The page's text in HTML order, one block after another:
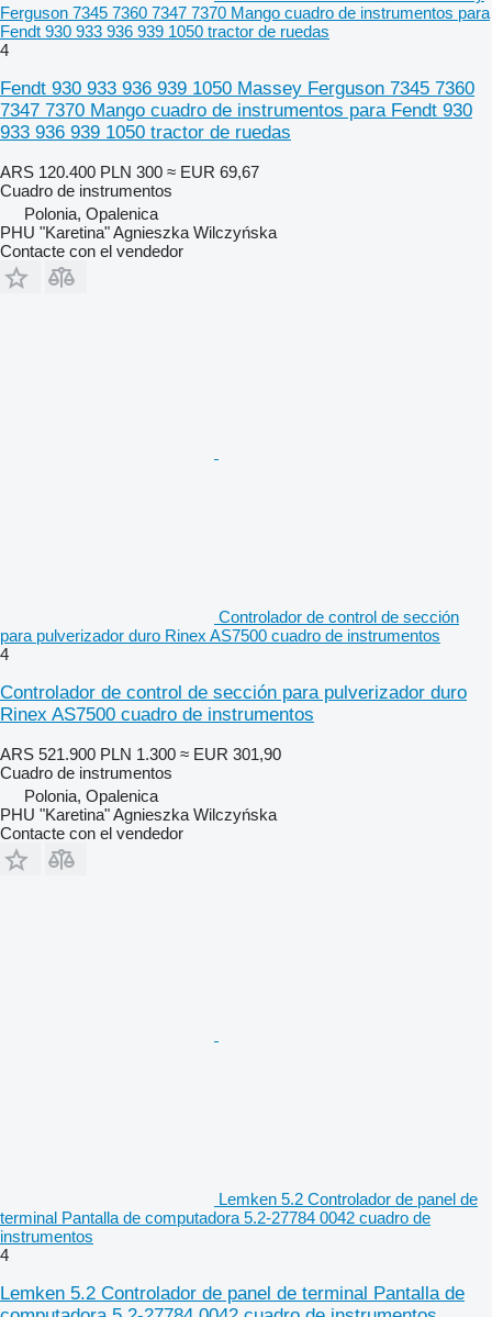
Ferguson 7345 7360 7347 7370 Mango cuadro de instrumentos para
Fendt 930 933 936 939 1050 tractor de ruedas
4
Fendt 930 933 936 939 1050 Massey Ferguson 7345 7360
7347 7370 Mango cuadro de instrumentos para Fendt 930
933 936 939 1050 tractor de ruedas
ARS 120.400 PLN 300 ≈ EUR 69,67
Cuadro de instrumentos
Polonia, Opalenica
PHU "Karetina" Agnieszka Wilczyńska
Contacte con el vendedor
Controlador de control de sección
para pulverizador duro Rinex AS7500 cuadro de instrumentos
4
Controlador de control de sección para pulverizador duro
Rinex AS7500 cuadro de instrumentos
ARS 521.900 PLN 1.300 ≈ EUR 301,90
Cuadro de instrumentos
Polonia, Opalenica
PHU "Karetina" Agnieszka Wilczyńska
Contacte con el vendedor
Lemken 5.2 Controlador de panel de
terminal Pantalla de computadora 5.2-27784 0042 cuadro de
instrumentos
4
Lemken 5.2 Controlador de panel de terminal Pantalla de